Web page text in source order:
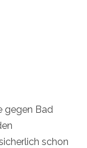
gegen Bad
schon